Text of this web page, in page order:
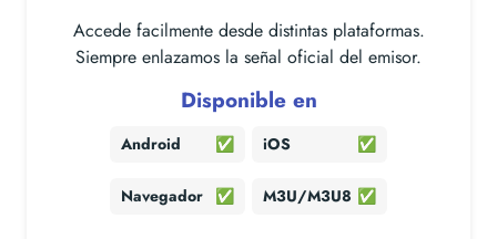
Accede facilmente desde distintas plataformas.
Siempre enlazamos la señal oficial del emisor.
Disponible en
Android ✅ iOS ✅
Navegador ✅ M3U/M3U8 ✅